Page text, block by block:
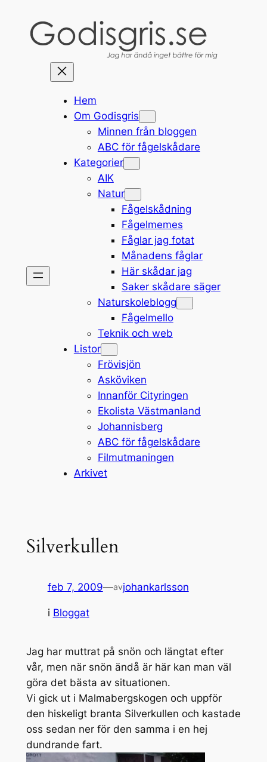
innehåll
Hem
Om Godisgris
Minnen från bloggen
ABC för fågelskådare
Kategorier
AIK
Natur
Fågelskådning
Fågelmemes
Fåglar jag fotat
Månadens fåglar
Här skådar jag
Saker skådare säger
Naturskoleblogg
Fågelmello
Teknik och web
Listor
Frövisjön
Asköviken
Innanför Cityringen
Ekolista Västmanland
Johannisberg
ABC för fågelskådare
Filmutmaningen
Arkivet
Silverkullen
feb 7, 2009—avjohankarlsson
i Bloggat
Jag har muttrat på snön och längtat efter
vår, men när snön ändå är här kan man väl
göra det bästa av situationen.
Vi gick ut i Malmabergskogen och uppför
den hiskeligt branta Silverkullen och kastade
oss sedan ner för den samma i en hej
dundrande fart.